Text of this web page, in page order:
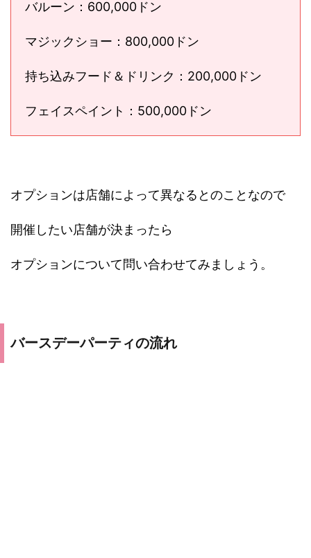
バルーン：600,000ドン
マジックショー：800,000ドン
持ち込みフード＆ドリンク：200,000ドン
フェイスペイント：500,000ドン
オプションは店舗によって異なるとのことなので
開催したい店舗が決まったら
オプションについて問い合わせてみましょう。
バースデーパーティの流れ